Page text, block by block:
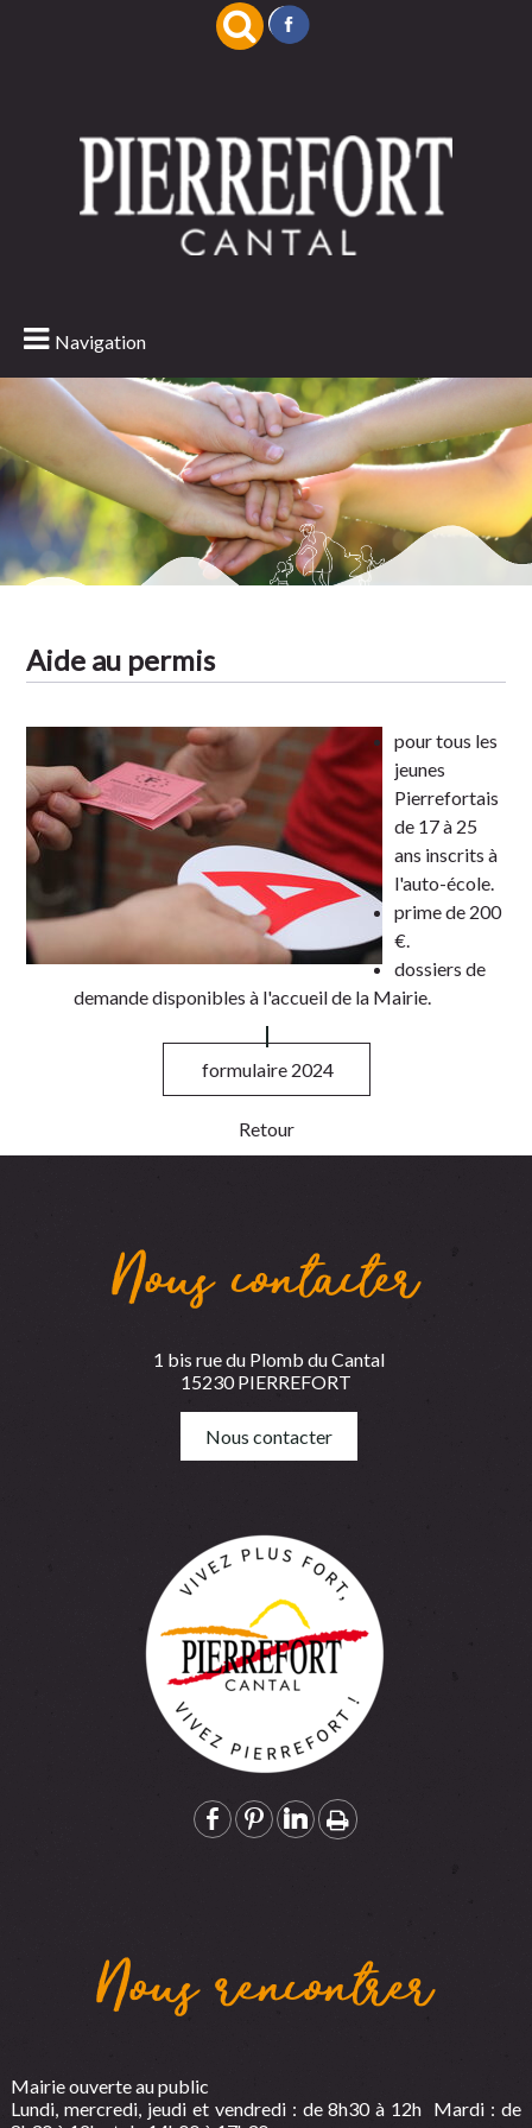
Navigation
Aide au permis
pour tous les
jeunes
Pierrefortais
de 17 à 25
ans inscrits à
l'auto-école.
prime de 200
€.
dossiers de
demande disponibles à l'accueil de la Mairie.
formulaire 2024
Retour
Nous contacter
1 bis rue du Plomb du Cantal
15230 PIERREFORT
Nous contacter
Nous rencontrer
Mairie ouverte au public
Lundi, mercredi, jeudi et vendredi : de 8h30 à 12h Mardi : de